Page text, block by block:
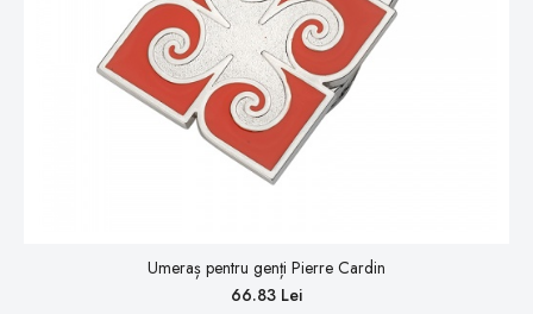
Umeraș pentru genți Pierre Cardin
66.83 Lei